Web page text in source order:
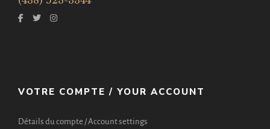
VOTRE COMPTE / YOUR ACCOUNT
Détails du compte / Account settings